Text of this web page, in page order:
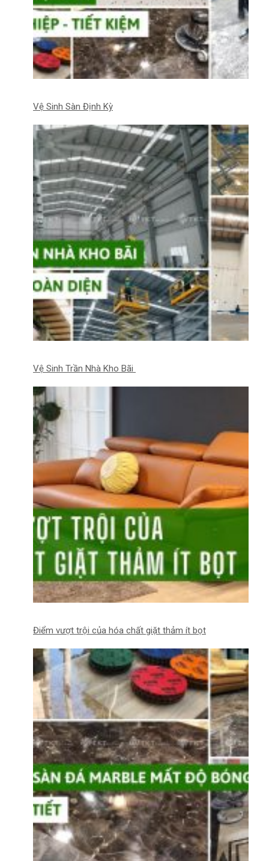
Vệ Sinh Sàn Định Kỳ
Vệ Sinh Trần Nhà Kho Bãi
Điểm vượt trội của hóa chất giặt thảm ít bọt